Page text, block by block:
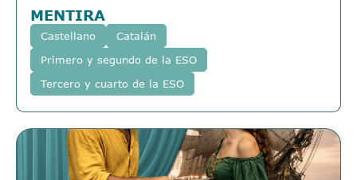
MENTIRA
Castellano
Catalán
Primero y segundo de la ESO
Tercero y cuarto de la ESO